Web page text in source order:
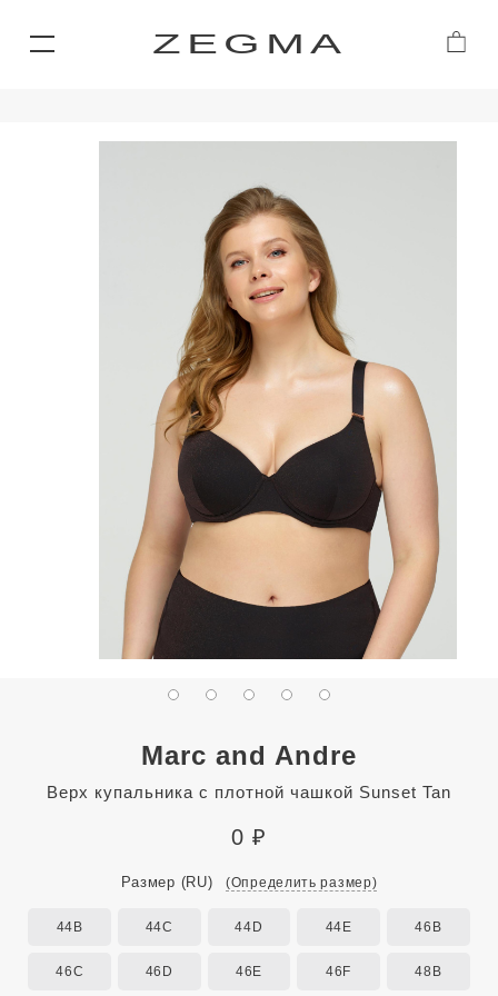
ZEGMA
Marc and Andre
Верх купальника с плотной чашкой Sunset Tan
0 ₽
Размер (RU) (Определить размер)
44B 44C 44D 44E 46B
46C 46D 46E 46F 48B